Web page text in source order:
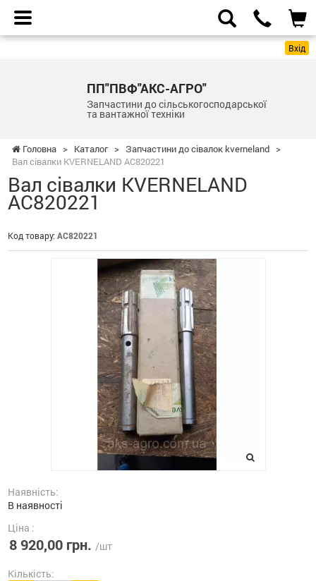
Вхід
ПП"ПВФ"АКС-АГРО"
Запчастини до сільськогосподарської
та вантажної техніки
Головна > Каталог > Запчастини до сівалок kverneland >
Вал сівалки KVERNELAND AC820221
Вал сівалки KVERNELAND
AC820221
Код товару: AC820221
Наявність:
В наявності
Ціна :
8 920,00 грн. /шт
Кількість: